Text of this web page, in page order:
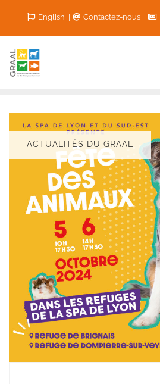
content
English Contactez-nous
ACTUALITÉS DU GRAAL